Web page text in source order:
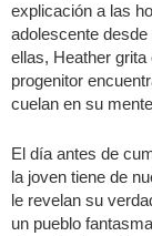
explicación a las
adolescente
ellas, Heather grita
progenitor
cuelan en su
El día antes de
la joven tiene de
le revelan su
un pueblo